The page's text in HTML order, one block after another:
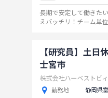
長期で安定して働きた
えバッチリ！チーム単
【研究員】土日
士宮市
株式会社ハーベストビ
勤務地 静岡県